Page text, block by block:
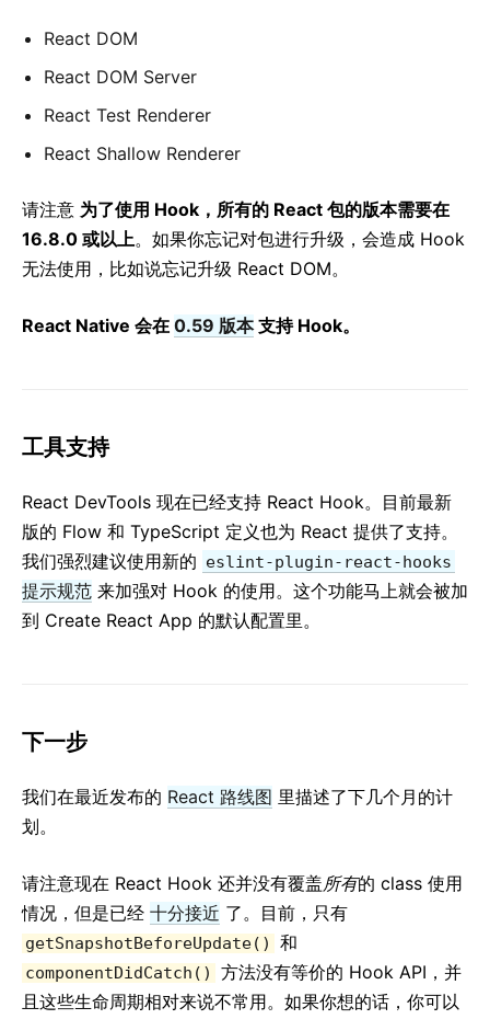
React DOM
React DOM Server
React Test Renderer
React Shallow Renderer
请注意 为了使用 Hook，所有的 React 包的版本需要在
16.8.0 或以上。如果你忘记对包进行升级，会造成 Hook
无法使用，比如说忘记升级 React DOM。
React Native 会在 0.59 版本支持 Hook。
工具支持
React DevTools 现在已经支持 React Hook。目前最新
版的 Flow 和 TypeScript 定义也为 React 提供了支持。
我们强烈建议使用新的 eslint-plugin-react-hooks
提示规范 来加强对 Hook 的使用。这个功能马上就会被加
到 Create React App 的默认配置里。
下一步
我们在最近发布的 React 路线图 里描述了下几个月的计
划。
请注意现在 React Hook 还并没有覆盖所有的 class 使用
情况，但是已经 十分接近 了。目前，只有
getSnapshotBeforeUpdate() 和
componentDidCatch()
方法没有等价的 Hook API，并
且这些生命周期相对来说不常用。如果你想的话，你可以